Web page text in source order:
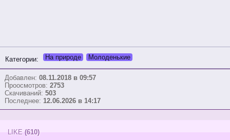
Категории: На природе Молоденькие
Добавлен: 08.11.2018 в 09:57
Проосмотров: 2753
Скачиваний: 503
Последнее: 12.06.2026 в 14:17
LIKE (610)